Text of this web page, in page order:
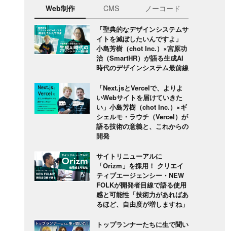
Web制作 CMS ノーコード
「聖典的なデザインシステムサ
イトを滅ぼしたいんですよ」
小島芳樹（chot Inc.）×宮原功
治（SmartHR）が語る生成AI
時代のデザインシステム最前線
「Next.jsとVercelで、よりよ
いWebサイトを届けていきた
い」小島芳樹（chot Inc.）×ギ
シェルモ・ラウチ（Vercel）が
語る技術の意義と、これからの
開発
サイトリニューアルに
「Orizm」を採用！ クリエイ
ティブエージェンシー・NEW
FOLKが開発者目線で語る使用
感と可能性「技術力があればあ
るほど、自由度が増しますね」
トップランナーたちに生で聞い